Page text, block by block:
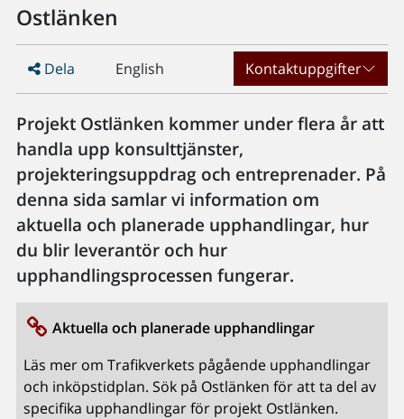
Ostlänken
Dela English Kontaktuppgifter
Projekt Ostlänken kommer under flera år att
handla upp konsulttjänster,
projekteringsuppdrag och entreprenader. På
denna sida samlar vi information om
aktuella och planerade upphandlingar, hur
du blir leverantör och hur
upphandlingsprocessen fungerar.
Aktuella och planerade upphandlingar
Läs mer om Trafikverkets pågående upphandlingar
och inköpstidplan. Sök på Ostlänken för att ta del av
specifika upphandlingar för projekt Ostlänken.